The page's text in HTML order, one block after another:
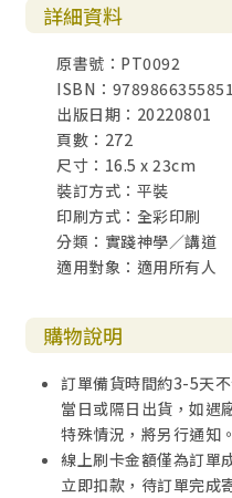
o》來介紹上帝傳播福音
建構講道的本質與方法：
什麼要講道？」（Why
「如何講道？」（How
（Formation），重新
t），以解經講道的形式
Inform）。
使徒保羅鼓勵我們，在
能夠「先知講道」。先
迷津為本業，而是以聖
罪，才能在祂的福音中看
十架的福音和聖道的宣
也是講道的神。當耶穌
先知所預言的話信得遲
們的心因而火熱（路廿四
詳細資料
原書號：PT0092
ISBN：9789866355851
出版日期：20220801
頁數：272
尺寸：16.5 x 23cm
裝訂方式：平裝
印刷方式：全彩印刷
分類：實踐神學／講道
適用對象：適用所有人
購物說明
訂單備貨時間約3-5天
當日或隔日出貨，如遇
特殊情況，將另行通知
線上刷卡金額僅為訂單
立即扣款，待訂單完成